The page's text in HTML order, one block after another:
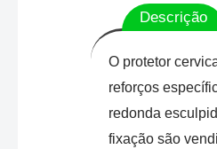
Descrição
O protetor
reforços
redonda
fixação são